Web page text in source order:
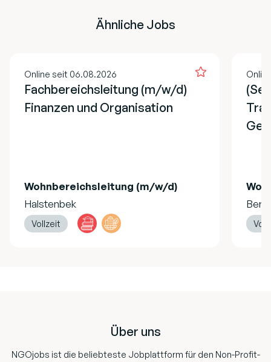
Ähnliche Jobs
Online seit 06.08.2026
Fachbereichsleitung (m/w/d)
Finanzen und Organisation
Wohnbereichsleitung (m/w/d)
Halstenbek
Vollzeit
Über uns
NGOjobs ist die beliebteste Jobplattform für den Non-Profit-